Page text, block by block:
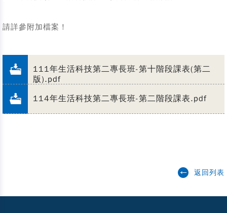
請詳參附加檔案！
111年生活科技第二專長班-第十階段課表(第二
版).pdf
114年生活科技第二專長班-第二階段課表.pdf
返回列表